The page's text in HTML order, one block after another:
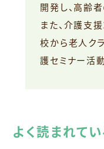
開発し、高齢
また、介護支
校から老人ク
護セミナー活
よく読まれて